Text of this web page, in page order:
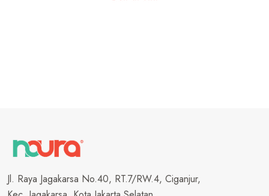
Jl. Raya Jagakarsa No.40, RT.7/RW.4, Ciganjur,